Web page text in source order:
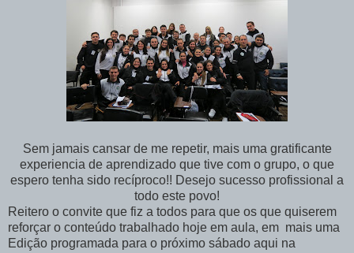
Sem jamais cansar de me repetir, mais uma gratificante
experiencia de aprendizado que tive com o grupo, o que
espero tenha sido recíproco!! Desejo sucesso profissional a
todo este povo!
Reitero o convite que fiz a todos para que os que quiserem
reforçar o conteúdo trabalhado hoje em aula, em mais uma
Edição programada para o próximo sábado aqui na